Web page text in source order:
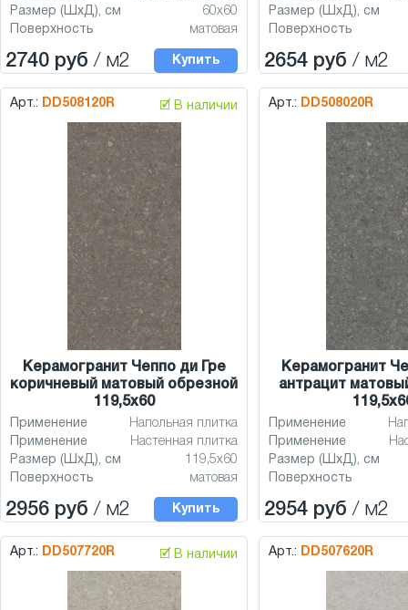
Размер (ШхД), см
60x60
Поверхность
матовая
2740 руб / м2 Купить
Размер (ШхД), см
Поверхность
2654 руб / м2
Арт.: DD508120R 🗹 В наличии
Керамогранит Чеппо ди Гре
коричневый матовый обрезной
119,5x60
Применение
Напольная плитка
Применение
Настенная плитка
Размер (ШхД), см
119,5x60
Поверхность
матовая
2956 руб / м2 Купить
Арт.: DD508020R
Керамогранит
антрацит
Применение
Применение
Размер (ШхД), см
Поверхность
2954 руб / м2
Арт.: DD507720R 🗹 В наличии Арт.: DD507620R